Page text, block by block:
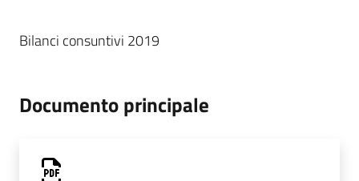
Bilanci consuntivi 2019
Documento principale